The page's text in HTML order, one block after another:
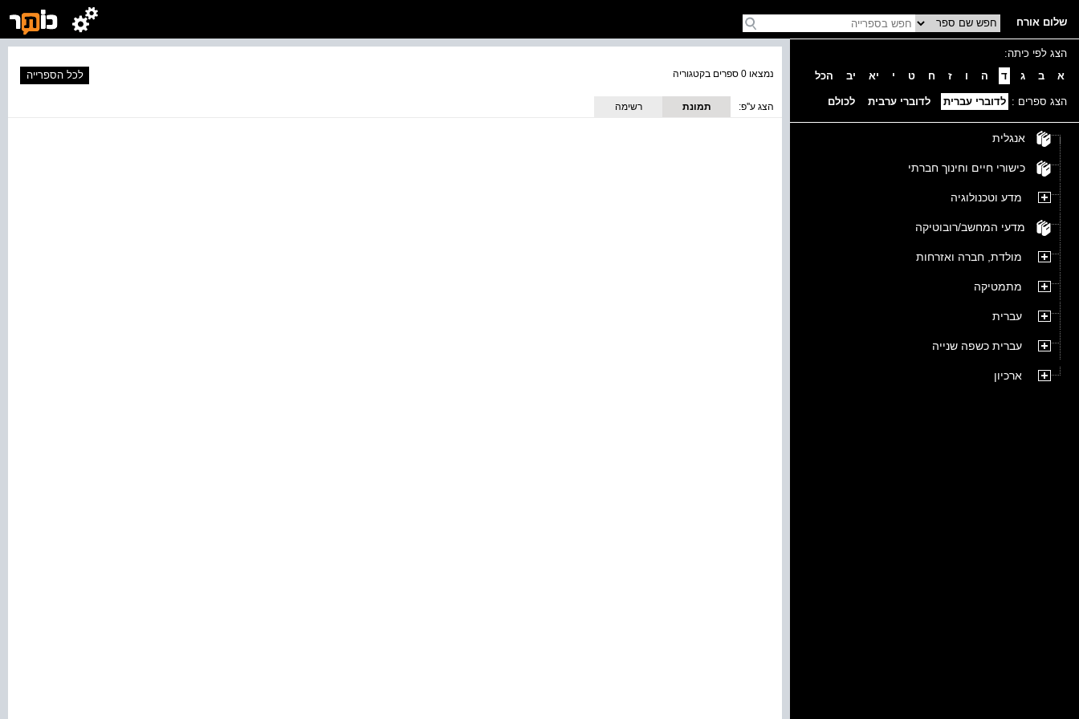
שלום אורח
הצג לפי כיתה:
א
ב ג ד ה ו ז ח ט י יא יב הכל
הצג ספרים : לדוברי עברית לדוברי ערבית לכולם
אנגלית
כישורי חיים וחינוך חברתי
מדע וטכנולוגיה
מדעי המחשב/רובוטיקה
מולדת, חברה ואזרחות
מתמטיקה
עברית
עברית כשפה שנייה
ארכיון
נמצאו 0 ספרים בקטגוריה לכל הספרייה
הצג ע''פ:
תמונת
רשימה